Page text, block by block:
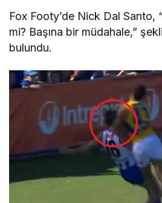
Fox Footy’de Nick Dal Santo,
mi? Başına bir müdahale,”
bulundu.